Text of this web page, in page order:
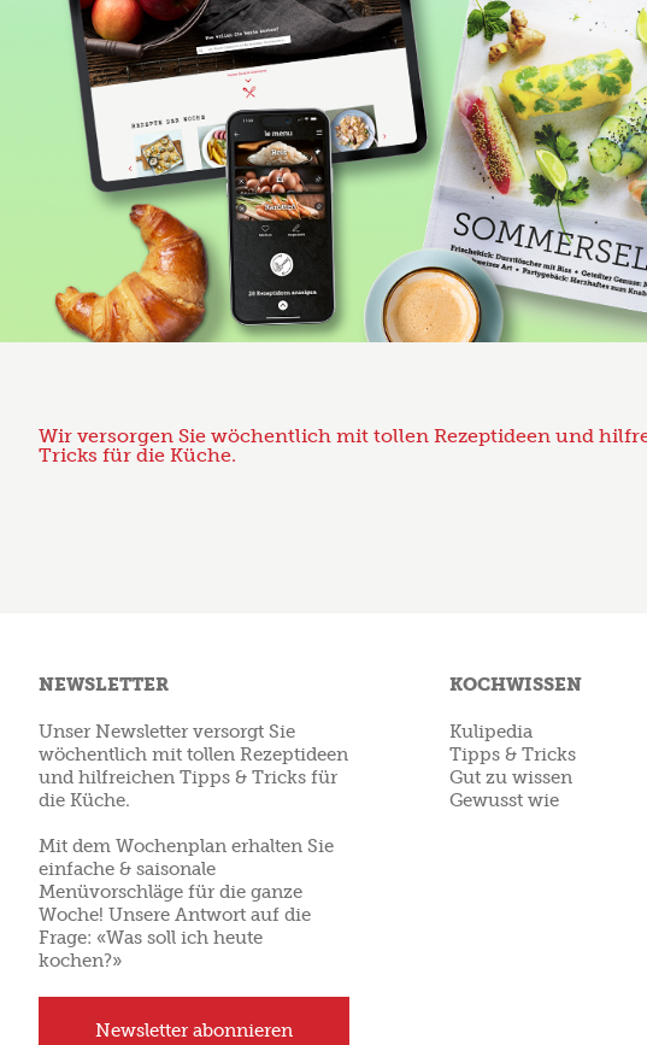
Wir versorgen Sie wöchentlich mit tollen Rezeptideen und
Tricks für die Küche.
NEWSLETTER
Unser Newsletter versorgt Sie
wöchentlich mit tollen Rezeptideen
und hilfreichen Tipps & Tricks für
die Küche.
Mit dem Wochenplan erhalten Sie
einfache & saisonale
Menüvorschläge für die ganze
Woche! Unsere Antwort auf die
Frage: «Was soll ich heute
kochen?»
Newsletter abonnieren
KOCHWISSEN
Kulipedia
Tipps & Tricks
Gut zu wissen
Gewusst wie